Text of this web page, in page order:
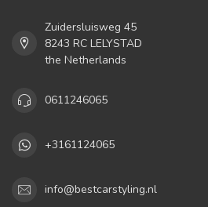
Zuidersluisweg 45
8243 RC LELYSTAD
the Netherlands
0611246065
+3161124065
info@bestcarstyling.nl